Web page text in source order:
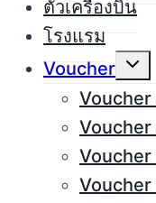
ตั๋วเครื่องบิน
โรงแรม
Voucher
Expand
child
Voucher
Voucher
Voucher
Voucher